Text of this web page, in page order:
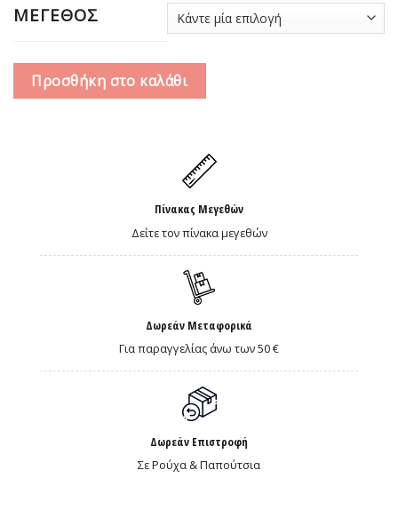
ΜΕΓΕΘΟΣ
Προσθήκη στο καλάθι
Πίνακας Μεγεθών
Δείτε τον πίνακα μεγεθών
Δωρεάν Μεταφορικά
Για παραγγελίας άνω των 50 €
Δωρεάν Επιστροφή
Σε Ρούχα & Παπούτσια